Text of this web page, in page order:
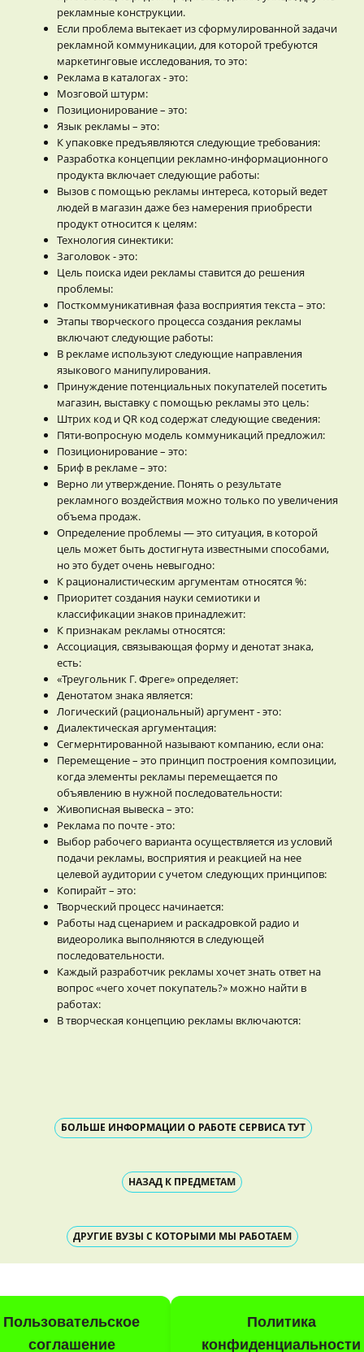
рекламные конструкции.
Если проблема вытекает из сформулированной задачи
рекламной коммуникации, для которой требуются
маркетинговые исследования, то это:
Реклама в каталогах - это:
Мозговой штурм:
Позиционирование – это:
Язык рекламы – это:
К упаковке предъявляются следующие требования:
Разработка концепции рекламно-информационного
продукта включает следующие работы:
Вызов с помощью рекламы интереса, который ведет
людей в магазин даже без намерения приобрести
продукт относится к целям:
Технология синектики:
Заголовок - это:
Цель поиска идеи рекламы ставится до решения
проблемы:
Посткоммуникативная фаза восприятия текста – это:
Этапы творческого процесса создания рекламы
включают следующие работы:
В рекламе используют следующие направления
языкового манипулирования.
Принуждение потенциальных покупателей посетить
магазин, выставку с помощью рекламы это цель:
Штрих код и QR код содержат следующие сведения:
Пяти-вопросную модель коммуникаций предложил:
Позиционирование – это:
Бриф в рекламе – это:
Верно ли утверждение. Понять о результате
рекламного воздействия можно только по увеличения
объема продаж.
Определение проблемы — это ситуация, в которой
цель может быть достигнута известными способами,
но это будет очень невыгодно:
К рационалистическим аргументам относятся %:
Приоритет создания науки семиотики и
классификации знаков принадлежит:
К признакам рекламы относятся:
Ассоциация, связывающая форму и денотат знака,
есть:
«Треугольник Г. Фреге» определяет:
Денотатом знака является:
Логический (рациональный) аргумент - это:
Диалектическая аргументация:
Сегмернтированной называют компанию, если она:
Перемещение – это принцип построения композиции,
когда элементы рекламы перемещается по
объявлению в нужной последовательности:
Живописная вывеска – это:
Реклама по почте - это:
Выбор рабочего варианта осуществляется из условий
подачи рекламы, восприятия и реакцией на нее
целевой аудитории с учетом следующих принципов:
Копирайт – это:
Творческий процесс начинается:
Работы над сценарием и раскадровкой радио и
видеоролика выполняются в следующей
последовательности.
Каждый разработчик рекламы хочет знать ответ на
вопрос «чего хочет покупатель?» можно найти в
работах:
В творческая концепцию рекламы включаются:
БОЛЬШЕ ИНФОРМАЦИИ О РАБОТЕ СЕРВИСА ТУТ
НАЗАД К ПРЕДМЕТАМ
ДРУГИЕ ВУЗЫ С КОТОРЫМИ МЫ РАБОТАЕМ
Пользовательское
соглашение
Политика
конфиденциальности